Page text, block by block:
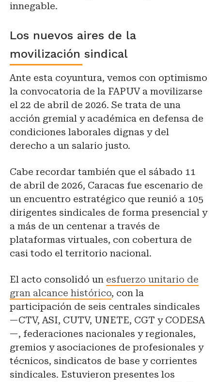
innegable.
Los nuevos aires de la
movilización sindical
Ante esta coyuntura, vemos con optimismo
la convocatoria de la FAPUV a movilizarse
el 22 de abril de 2026. Se trata de una
acción gremial y académica en defensa de
condiciones laborales dignas y del
derecho a un salario justo.
Cabe recordar también que el sábado 11
de abril de 2026, Caracas fue escenario de
un encuentro estratégico que reunió a 105
dirigentes sindicales de forma presencial y
a más de un centenar a través de
plataformas virtuales, con cobertura de
casi todo el territorio nacional.
El acto consolidó un esfuerzo unitario de
gran alcance histórico, con la
participación de seis centrales sindicales
—CTV, ASI, CUTV, UNETE, CGT y CODESA
—, federaciones nacionales y regionales,
gremios y asociaciones de profesionales y
técnicos, sindicatos de base y corrientes
sindicales. Estuvieron presentes los